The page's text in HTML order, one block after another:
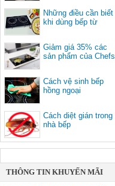
Những điều cần biết
khi dùng bếp từ
Giảm giá 35% các
sản phẩm của Chefs
Cách vệ sinh bếp
hồng ngoại
Cách diệt gián trong
nhà bếp
THÔNG TIN KHUYẾN MÃI